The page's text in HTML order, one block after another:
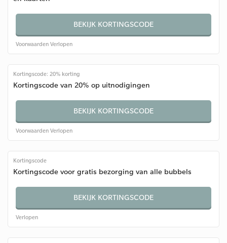
BEKIJK KORTINGSCODE
Voorwaarden Verlopen
Kortingscode: 20% korting
Kortingscode van 20% op uitnodigingen
BEKIJK KORTINGSCODE
Voorwaarden Verlopen
Kortingscode
Kortingscode voor gratis bezorging van alle bubbels
BEKIJK KORTINGSCODE
Verlopen